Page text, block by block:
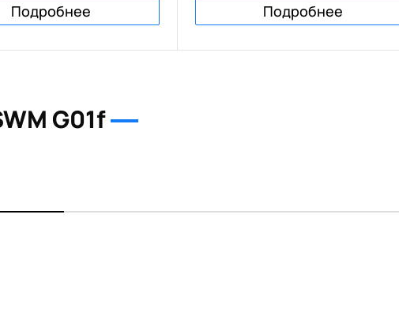
Подробнее Подробнее
G01f